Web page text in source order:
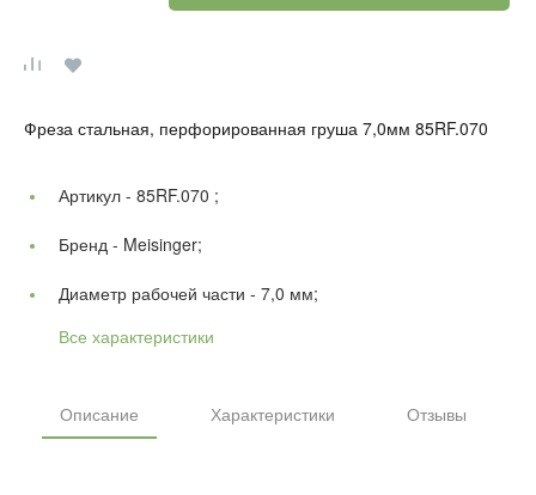
Фреза стальная, перфорированная груша 7,0мм 85RF.070
Артикул - 85RF.070 ;
Бренд - Meisinger;
Диаметр рабочей части - 7,0 мм;
Все характеристики
Описание Характеристики Отзывы